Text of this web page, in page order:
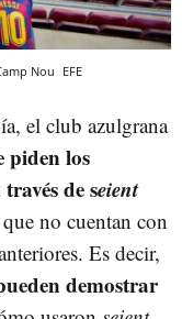
Nou EFE
el club azulgrana
piden los
de seient
no cuentan con
Es decir,
demostrar